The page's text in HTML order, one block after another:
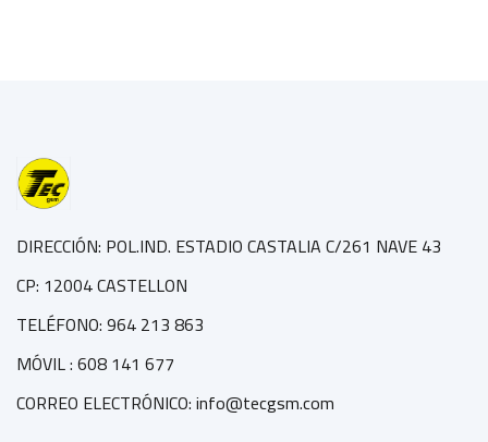
DIRECCIÓN: POL.IND. ESTADIO CASTALIA C/261 NAVE 43
CP: 12004 CASTELLON
TELÉFONO: 964 213 863
MÓVIL : 608 141 677
CORREO ELECTRÓNICO: info@tecgsm.com